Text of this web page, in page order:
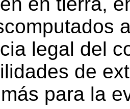
legal del
de
para la